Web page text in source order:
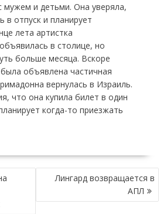
мужем и детьми. Она уверяла,
в отпуск и планирует
лета артистка
в столице, но
больше месяца. Вскоре
объявлена частичная
вернулась в Израиль.
что она купила билет в один
когда-то приезжать
Лингард возвращается в
АПЛ